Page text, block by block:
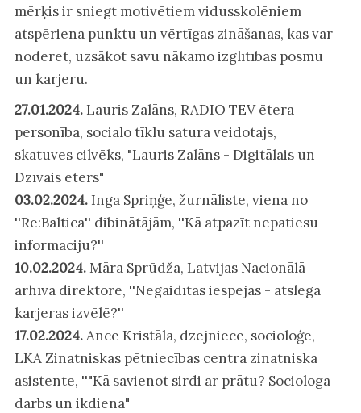
mērķis ir sniegt motivētiem vidusskolēniem
atspēriena punktu un vērtīgas zināšanas, kas var
noderēt, uzsākot savu nākamo izglītības posmu
un karjeru.
27.01.2024.Lauris Zalāns, RADIO TEV ētera
personība, sociālo tīklu satura veidotājs,
skatuves cilvēks, "Lauris Zalāns - Digitālais un
Dzīvais ēters"
03.02.2024.Inga Spriņģe, žurnāliste, viena no
''Re:Baltica'' dibinātājām, ''Kā atpazīt nepatiesu
informāciju?''
10.02.2024.Māra Sprūdža, Latvijas Nacionālā
arhīva direktore, ''Negaidītas iespējas - atslēga
karjeras izvēlē?''
17.02.2024.Ance Kristāla, dzejniece, socioloģe,
LKA Zinātniskās pētniecības centra zinātniskā
asistente, ''"Kā savienot sirdi ar prātu? Sociologa
darbs un ikdiena"